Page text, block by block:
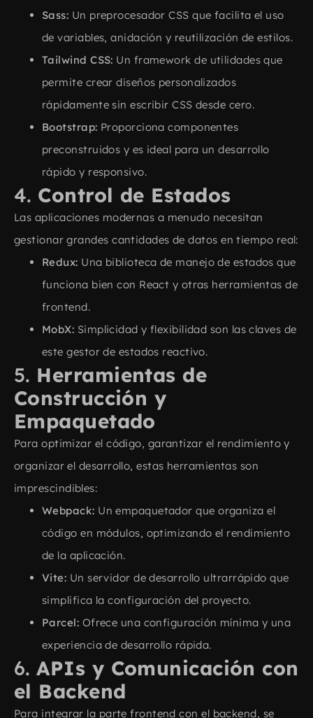
Sass: Un preprocesador CSS que facilita el uso
de variables, anidación y reutilización de estilos.
Tailwind CSS: Un framework de utilidades que
permite crear diseños personalizados
rápidamente sin escribir CSS desde cero.
Bootstrap: Proporciona componentes
preconstruidos y es ideal para un desarrollo
rápido y responsivo.
4. Control de Estados
Las aplicaciones modernas a menudo necesitan
gestionar grandes cantidades de datos en tiempo real:
Redux: Una biblioteca de manejo de estados que
funciona bien con React y otras herramientas de
frontend.
MobX: Simplicidad y flexibilidad son las claves de
este gestor de estados reactivo.
5. Herramientas de
Construcción y
Empaquetado
Para optimizar el código, garantizar el rendimiento y
organizar el desarrollo, estas herramientas son
imprescindibles:
Webpack: Un empaquetador que organiza el
código en módulos, optimizando el rendimiento
de la aplicación.
Vite: Un servidor de desarrollo ultrarrápido que
simplifica la configuración del proyecto.
Parcel: Ofrece una configuración mínima y una
experiencia de desarrollo rápida.
6.APIs y Comunicación con
el Backend
Para integrar la parte frontend con el backend, se